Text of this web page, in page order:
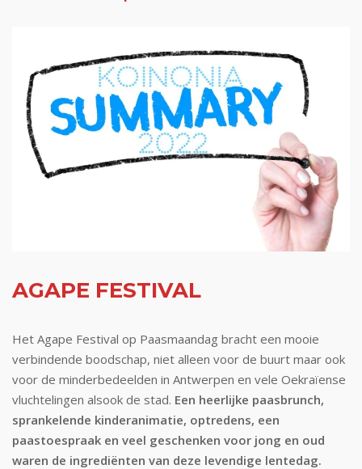
AGAPE FESTIVAL
Het Agape Festival op Paasmaandag bracht een mooie
verbindende boodschap, niet alleen voor de buurt maar ook
voor de minderbedeelden in Antwerpen en vele Oekraïense
vluchtelingen alsook de stad. Een heerlijke paasbrunch,
sprankelende kinderanimatie, optredens, een
paastoespraak en veel geschenken voor jong en oud
waren de ingrediënten van deze levendige lentedag.